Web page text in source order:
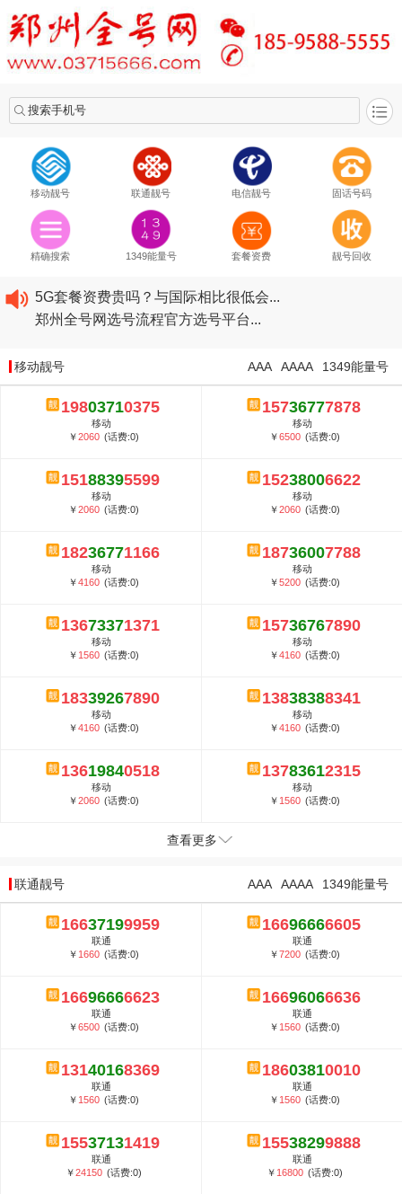
搜索手机号
移动靓号 联通靓号 电信靓号 固话号码
精确搜索 1349能量号 套餐资费 靓号回收
2020​移动最新套餐资费...
2020​联通最新套餐资费...
5G套餐资费贵吗？与国际相比很低会...
郑州全号网选号流程官方选号平台...
2020​联通最新套餐资费...
2020​电信最新套餐资费...
5G套餐资费贵吗？与国际相比很低会...
郑州全号网选号流程官方选号平台...
移动靓号 1349能量号
AAAA
AAA
19803710375
移动
￥2060 (话费:0)
15736777878
移动
￥6500 (话费:0)
15188395599
移动
￥2060 (话费:0)
15238006622
移动
￥2060 (话费:0)
18236771166
移动
￥4160 (话费:0)
18736007788
移动
￥5200 (话费:0)
13673371371
移动
￥ 1560 (话费:0)
15736767890
移动
￥4160 (话费:0)
18339267890
移动
￥4160 (话费:0)
13838388341
移动
￥4160 (话费:0)
13619840518
移动
￥2060 (话费:0)
13783612315
移动
￥ 1560 (话费:0)
查看更多
联通靓号 1349能量号
AAAA
AAA
16637199959
联通
￥ 1660 (话费:0)
16696666605
联通
￥7200 (话费:0)
16696666623
联通
￥6500 (话费:0)
16696066636
联通
￥ 1560 (话费:0)
13140168369
联通
￥ 1560 (话费:0)
18603810010
联通
￥ 1560 (话费:0)
15537131419
联通
￥24150 (话费:0)
15538299888
联通
￥ 16800 (话费:0)